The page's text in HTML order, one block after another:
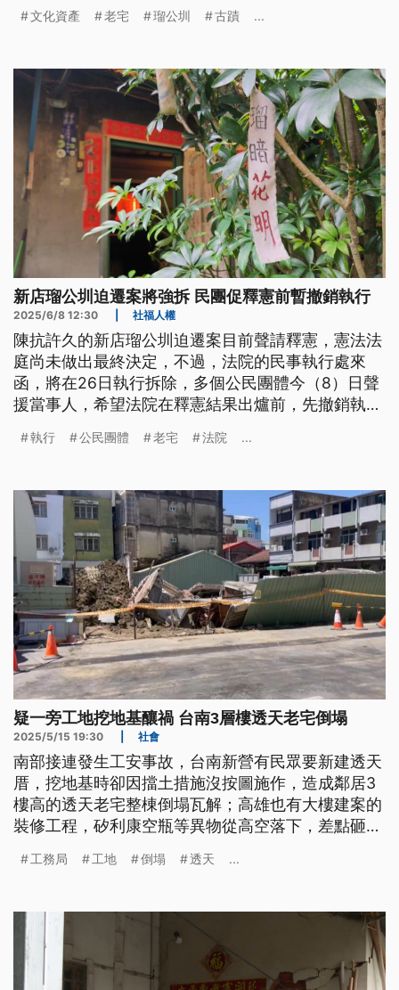
執行拆除。
文化資產 老宅 瑠公圳 古蹟 ...
新店瑠公圳迫遷案將強拆 民團促釋憲前暫撤銷執行
2025/6/8 12:30 社福人權
陳抗許久的新店瑠公圳迫遷案目前聲請釋憲，憲法法
庭尚未做出最終決定，不過，法院的民事執行處來
函，將在26日執行拆除，多個公民團體今（8）日聲
援當事人，希望法院在釋憲結果出爐前，先撤銷執行
理。
執行 公民團體 老宅 法院 ...
疑一旁工地挖地基釀禍 台南3層樓透天老宅倒塌
2025/5/15 19:30 社會
南部接連發生工安事故，台南新營有民眾要新建透天
厝，挖地基時卻因擋土措施沒按圖施作，造成鄰居3
樓高的透天老宅整棟倒塌瓦解；高雄也有大樓建案的
裝修工程，矽利康空瓶等異物從高空落下，差點砸中
認定違反《建築法》裁罰9萬，並勒令停工改善。
工務局 工地 倒塌 透天 ...